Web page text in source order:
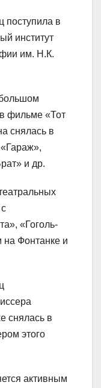
поступила в
институт
им. Н.К.
фильме «Тот
снялась в
и др.
«Гоголь-
Фонтанке и
снялась в
этого
активным